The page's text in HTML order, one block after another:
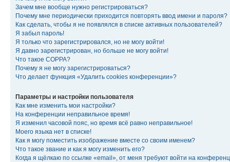
Зачем мне вообще нужно регистрироваться?
Почему мне периодически приходится повторять ввод имени и пароля?
Как сделать, чтобы я не появлялся в списке активных пользователей?
Я забыл пароль!
Я только что зарегистрировался, но не могу войти!
Я давно зарегистрирован, но больше не могу войти!
Что такое COPPA?
Почему я не могу зарегистрироваться?
Что делает функция «Удалить cookies конференции»?
Параметры и настройки пользователя
Как мне изменить мои настройки?
На конференции неправильное время!
Я изменил часовой пояс, но время всё равно неправильное!
Моего языка нет в списке!
Как я могу поместить изображение вместе со своим именем?
Что такое звание и как я могу изменить его?
Когда я щёлкаю по ссылке «email», от меня требуют войти на